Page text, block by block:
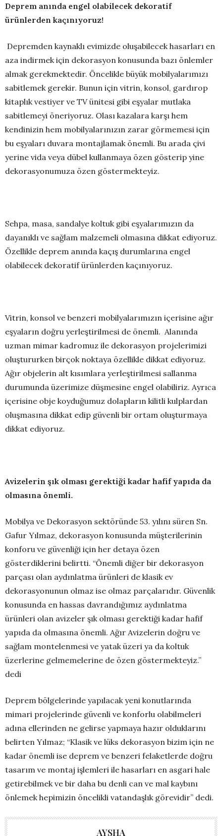
Deprem anında engel olabilecek dekoratif
ürünlerden kaçınıyoruz!
Depremden kaynaklı evimizde oluşabilecek hasarları en
aza indirmek için dekorasyon konusunda bazı önlemler
almak gerekmektedir. Öncelikle büyük mobilyalarımızı
sabitlemek gerekir. Bunun için vitrin, konsol, gardırop
kitaplık vestiyer ve TV ünitesi gibi eşyalar mutlaka
sabitlemeyi öneriyoruz. Olası kazalara karşı hem
kendinizin hem mobilyalarınızın zarar görmemesi için
bu eşyaları duvara montajlamak önemli. Bu arada çivi
yerine vida veya dübel kullanmaya özen gösterip yine
dekorasyonumuza özen göstermekteyiz.
Sehpa, masa, sandalye koltuk gibi eşyalarımızın da
dayanıklı ve sağlam malzemeli olmasına dikkat ediyoruz.
Özellikle deprem anında kaçış durumlarına engel
olabilecek dekoratif ürünlerden kaçınıyoruz.
Vitrin, konsol ve benzeri mobilyalarımızın içerisine ağır
eşyaların doğru yerleştirilmesi de önemli. Alanında
uzman mimar kadromuz ile dekorasyon projelerimizi
oluştururken birçok noktaya özellikle dikkat ediyoruz.
Ağır objelerin alt kısımlara yerleştirilmesi sallanma
durumunda üzerimize düşmesine engel olabiliriz. Ayrıca
içerisine obje koyduğumuz dolapların kilitli kulplardan
oluşmasına dikkat edip güvenli bir ortam oluşturmaya
dikkat ediyoruz.
Avizelerin şık olması gerektiği kadar hafif yapıda da
olmasına önemli.
Mobilya ve Dekorasyon sektöründe 53. yılını süren Sn.
Gafur Yılmaz, dekorasyon konusunda müşterilerinin
konforu ve güvenliği için her detaya özen
gösterdiklerini belirtti. “Önemli diğer bir dekorasyon
parçası olan aydınlatma ürünleri de klasik ev
dekorasyonunun olmaz ise olmaz parçalarıdır. Güvenlik
konusunda en hassas davrandığımız aydınlatma
ürünleri olan avizeler şık olması gerektiği kadar hafif
yapıda da olmasına önemli. Ağır Avizelerin doğru ve
sağlam montelenmesi ve yatak üzeri ya da koltuk
üzerlerine gelmemelerine de özen göstermekteyiz.”
dedi
Deprem bölgelerinde yapılacak yeni konutlarında
mimari projelerinde güvenli ve konforlu olabilmeleri
adına ellerinden ne gelirse yapmaya hazır olduklarını
belirten Yılmaz; “Klasik ve lüks dekorasyon bizim için ne
kadar önemli ise deprem ve benzeri felaketlerde doğru
tasarım ve montaj işlemleri ile hasarları en asgari hale
getirebilmek ve bir daha bu denli can ve mal kaybını
önlemek hepimizin öncelikli vatandaşlık görevidir” dedi.
AYSHA